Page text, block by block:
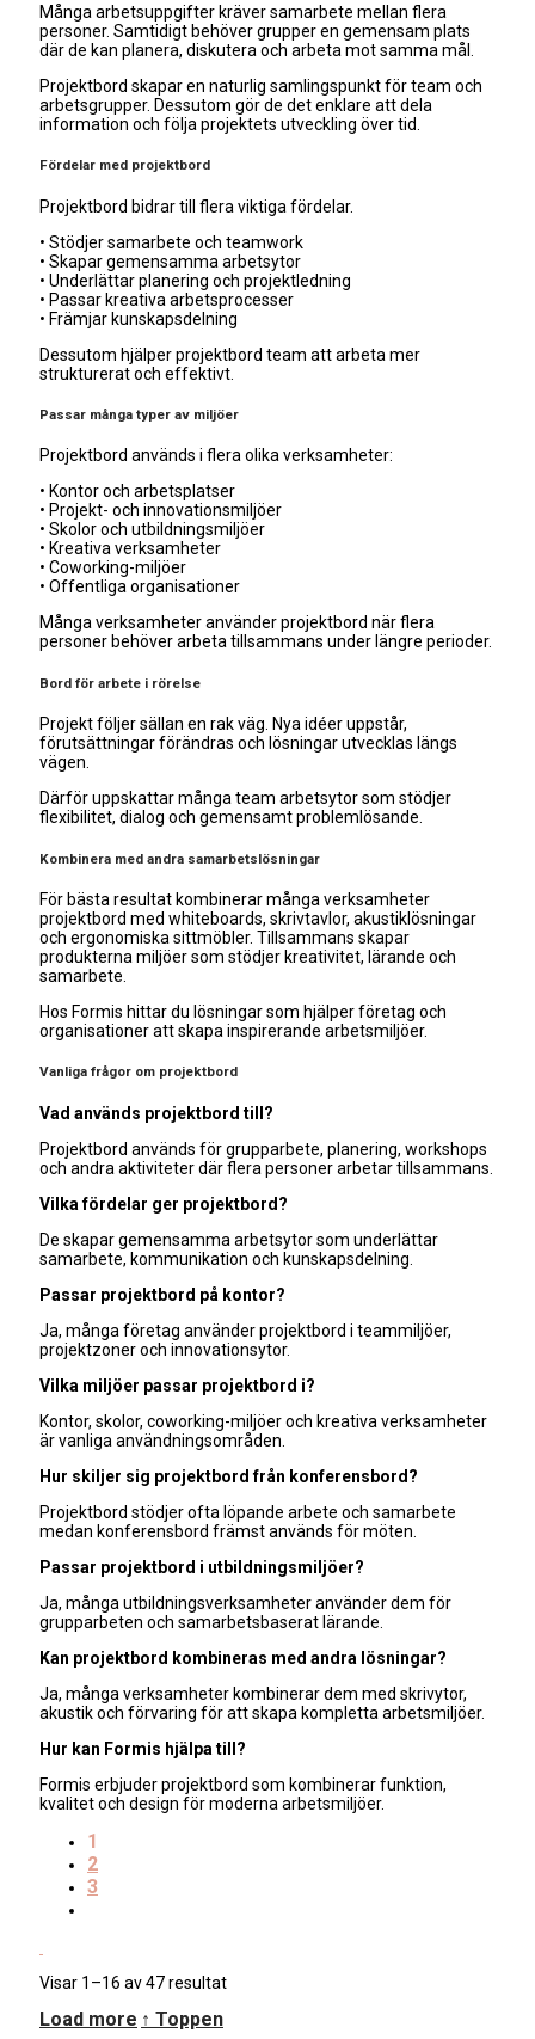
Många arbetsuppgifter kräver samarbete mellan flera
personer. Samtidigt behöver grupper en gemensam plats
där de kan planera, diskutera och arbeta mot samma mål.
Projektbord skapar en naturlig samlingspunkt för team och
arbetsgrupper. Dessutom gör de det enklare att dela
information och följa projektets utveckling över tid.
Fördelar med projektbord
Projektbord bidrar till flera viktiga fördelar.
• Stödjer samarbete och teamwork
• Skapar gemensamma arbetsytor
• Underlättar planering och projektledning
• Passar kreativa arbetsprocesser
• Främjar kunskapsdelning
Dessutom hjälper projektbord team att arbeta mer
strukturerat och effektivt.
Passar många typer av miljöer
Projektbord används i flera olika verksamheter:
• Kontor och arbetsplatser
• Projekt- och innovationsmiljöer
• Skolor och utbildningsmiljöer
• Kreativa verksamheter
• Coworking-miljöer
• Offentliga organisationer
Många verksamheter använder projektbord när flera
personer behöver arbeta tillsammans under längre perioder.
Bord för arbete i rörelse
Projekt följer sällan en rak väg. Nya idéer uppstår,
förutsättningar förändras och lösningar utvecklas längs
vägen.
Därför uppskattar många team arbetsytor som stödjer
flexibilitet, dialog och gemensamt problemlösande.
Kombinera med andra samarbetslösningar
För bästa resultat kombinerar många verksamheter
projektbord med whiteboards, skrivtavlor, akustiklösningar
och ergonomiska sittmöbler. Tillsammans skapar
produkterna miljöer som stödjer kreativitet, lärande och
samarbete.
Hos Formis hittar du lösningar som hjälper företag och
organisationer att skapa inspirerande arbetsmiljöer.
Vanliga frågor om projektbord
Vad används projektbord till?
Projektbord används för grupparbete, planering, workshops
och andra aktiviteter där flera personer arbetar tillsammans.
Vilka fördelar ger projektbord?
De skapar gemensamma arbetsytor som underlättar
samarbete, kommunikation och kunskapsdelning.
Passar projektbord på kontor?
Ja, många företag använder projektbord i teammiljöer,
projektzoner och innovationsytor.
Vilka miljöer passar projektbord i?
Kontor, skolor, coworking-miljöer och kreativa verksamheter
är vanliga användningsområden.
Hur skiljer sig projektbord från konferensbord?
Projektbord stödjer ofta löpande arbete och samarbete
medan konferensbord främst används för möten.
Passar projektbord i utbildningsmiljöer?
Ja, många utbildningsverksamheter använder dem för
grupparbeten och samarbetsbaserat lärande.
Kan projektbord kombineras med andra lösningar?
Ja, många verksamheter kombinerar dem med skrivytor,
akustik och förvaring för att skapa kompletta arbetsmiljöer.
Hur kan Formis hjälpa till?
Formis erbjuder projektbord som kombinerar funktion,
kvalitet och design för moderna arbetsmiljöer.
1
2
3
Visar 1–16 av 47 resultatSortera
Load more ↑ Toppen